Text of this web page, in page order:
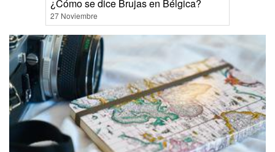
¿Cómo se dice Brujas en Bélgica?
27 Noviembre